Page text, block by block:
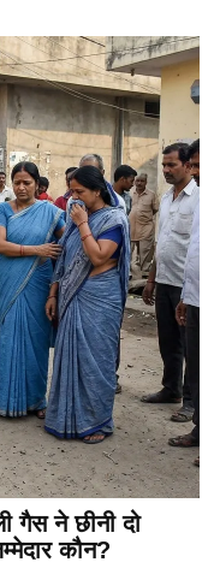
गैस ने छीनी दो
कौन?